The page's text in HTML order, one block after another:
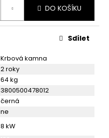
DO KOŠÍKU
Krbová kamna
2 roky
64 kg
3800500478012
černá
ne
8 kW
Sdílet